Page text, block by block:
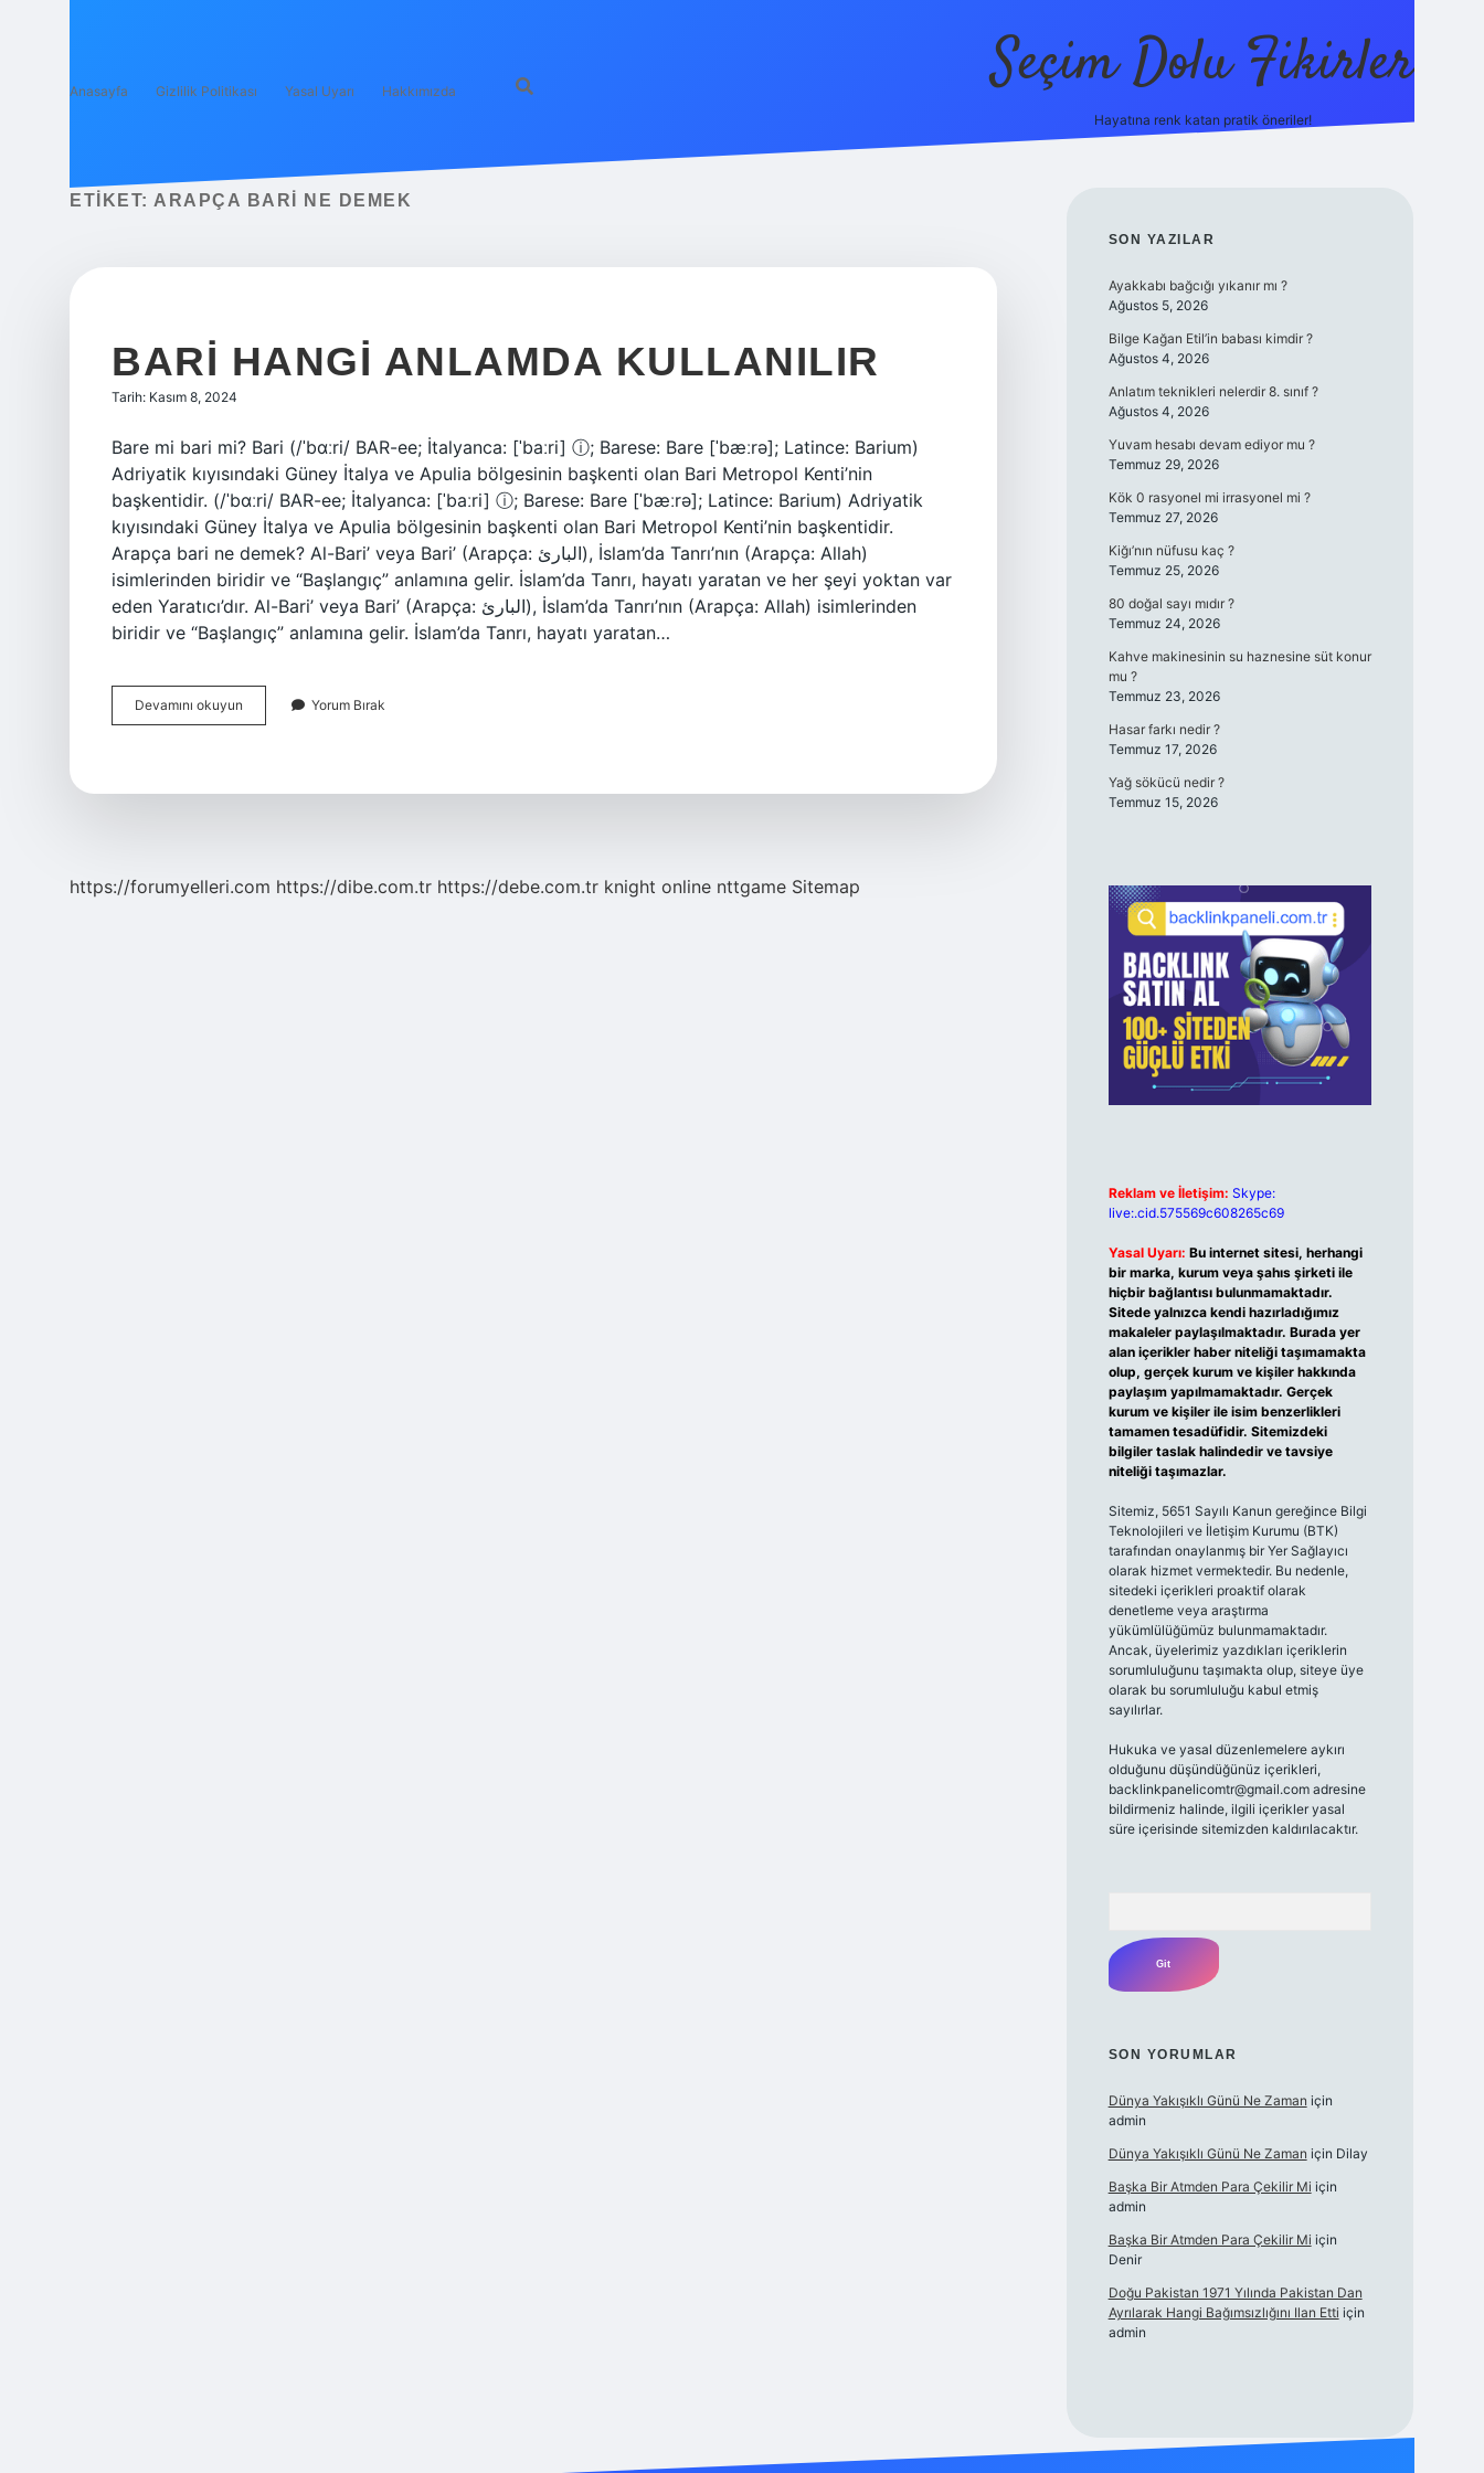
Anasayfa Gizlilik Politikası Yasal Uyarı Hakkımızda Seçim Dolu Fikirler
Hayatına renk katan pratik öneriler!
ETIKET: ARAPÇA BARI NE DEMEK
BARI HANGI ANLAMDA KULLANILIR
Tarih: Kasım 8, 2024
Bare mi bari mi? Bari (/ˈbɑːri/ BAR-ee; İtalyanca: [ˈbaːri] ⓘ; Barese: Bare [ˈbæːrə]; Latince: Barium)
Adriyatik kıyısındaki Güney İtalya ve Apulia bölgesinin başkenti olan Bari Metropol Kenti’nin
başkentidir. (/ˈbɑːri/ BAR-ee; İtalyanca: [ˈbaːri] ⓘ; Barese: Bare [ˈbæːrə]; Latince: Barium) Adriyatik
kıyısındaki Güney İtalya ve Apulia bölgesinin başkenti olan Bari Metropol Kenti’nin başkentidir.
Arapça bari ne demek? Al-Bari’ veya Bari’ (Arapça: البارئ), İslam’da Tanrı’nın (Arapça: Allah)
isimlerinden biridir ve “Başlangıç” anlamına gelir. İslam’da Tanrı, hayatı yaratan ve her şeyi yoktan var
eden Yaratıcı’dır. Al-Bari’ veya Bari’ (Arapça: البارئ), İslam’da Tanrı’nın (Arapça: Allah) isimlerinden
biridir ve “Başlangıç” anlamına gelir. İslam’da Tanrı, hayatı yaratan…
Devamını okuyun
Hangi
Yorum Bırak
https://forumyelleri.com https://dibe.com.tr https://debe.com.tr knight online nttgame Sitemap
SIDEBAR
SON YAZILAR
Ayakkabı bağcığı yıkanır mı ?
Ağustos 5, 2026
Bilge Kağan Etil’in babası kimdir ?
Ağustos 4, 2026
Anlatım teknikleri nelerdir 8. sınıf ?
Ağustos 4, 2026
Yuvam hesabı devam ediyor mu ?
Temmuz 29, 2026
Kök 0 rasyonel mi irrasyonel mi ?
Temmuz 27, 2026
Kiğı’nın nüfusu kaç ?
Temmuz 25, 2026
80 doğal sayı mıdır ?
Temmuz 24, 2026
Kahve makinesinin su haznesine süt konur
mu ?
Temmuz 23, 2026
Hasar farkı nedir ?
Temmuz 17, 2026
Yağ sökücü nedir ?
Temmuz 15, 2026
Reklam ve İletişim: Skype:
live:.cid.575569c608265c69
Yasal Uyarı: Bu internet sitesi, herhangi
bir marka, kurum veya şahıs şirketi ile
hiçbir bağlantısı bulunmamaktadır.
Sitede yalnızca kendi hazırladığımız
makaleler paylaşılmaktadır. Burada yer
alan içerikler haber niteliği taşımamakta
olup, gerçek kurum ve kişiler hakkında
paylaşım yapılmamaktadır. Gerçek
kurum ve kişiler ile isim benzerlikleri
tamamen tesadüfidir. Sitemizdeki
bilgiler taslak halindedir ve tavsiye
niteliği taşımazlar.
Sitemiz, 5651 Sayılı Kanun gereğince Bilgi
Teknolojileri ve İletişim Kurumu (BTK)
tarafından onaylanmış bir Yer Sağlayıcı
olarak hizmet vermektedir. Bu nedenle,
sitedeki içerikleri proaktif olarak
denetleme veya araştırma
yükümlülüğümüz bulunmamaktadır.
Ancak, üyelerimiz yazdıkları içeriklerin
sorumluluğunu taşımakta olup, siteye üye
olarak bu sorumluluğu kabul etmiş
sayılırlar.
Hukuka ve yasal düzenlemelere aykırı
olduğunu düşündüğünüz içerikleri,
backlinkpanelicomtr@gmail.comadresine
bildirmeniz halinde, ilgili içerikler yasal
süre içerisinde sitemizden kaldırılacaktır.
SON YORUMLAR
Dünya Yakışıklı Günü Ne Zaman için
admin
Dünya Yakışıklı Günü Ne Zaman için Dilay
Başka Bir Atmden Para Çekilir Mi için
admin
Başka Bir Atmden Para Çekilir Mi için
Denir
Doğu Pakistan 1971 Yılında Pakistan Dan
Ayrılarak Hangi Bağımsızlığını Ilan Etti için
admin